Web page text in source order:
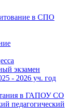
в СПО
экзамен
- 2026 уч. год
в ГАПОУ СО
педагогический